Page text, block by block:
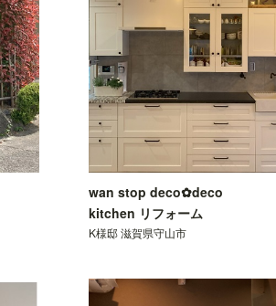
wan stop deco✿deco
kitchen リフォーム
K様邸 滋賀県守山市